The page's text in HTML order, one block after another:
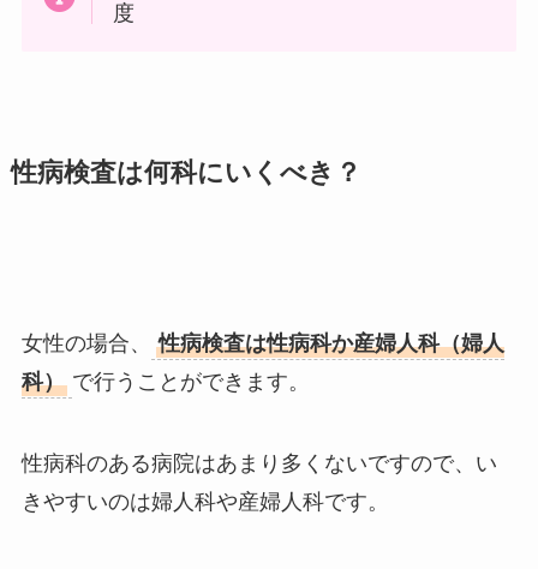
度
性病検査は何科にいくべき？
女性の場合、
性病検査は性病科か産婦人科（婦人
科） で行うことができます。
性病科のある病院はあまり多くないですので、い
きやすいのは婦人科や産婦人科です。